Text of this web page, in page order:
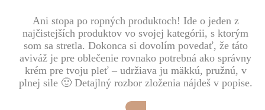
Ani stopa po ropných produktoch! Ide o jeden z
najčistejších produktov vo svojej kategórii, s ktorým
som sa stretla. Dokonca si dovolím povedať, že táto
aviváž je pre oblečenie rovnako potrebná ako správny
krém pre tvoju pleť – udržiava ju mäkkú, pružnú, v
plnej sile 🙂 Detajlný rozbor zloženia nájdeš v popise.